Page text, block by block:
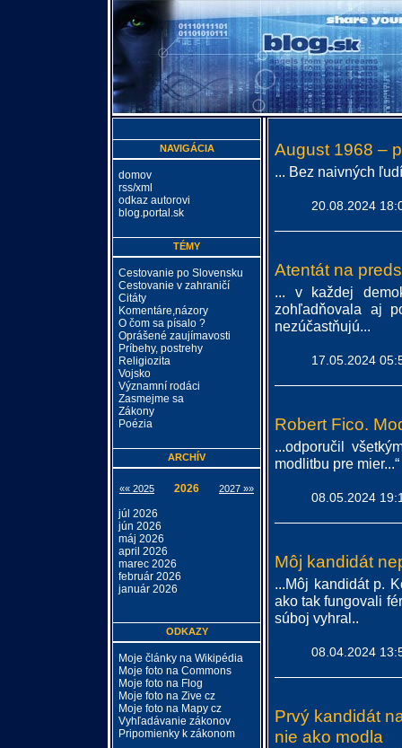
August 1968 –
... Bez naivných
20.08.2024
Atentát na
... v každej
zohľadňovala aj
nezúčastňujú...
17.05.2024
Robert Fico.
...odporučil
modlitbu pre mier...“
08.05.2024
Môj kandidát
...Môj kandidát p.
ako tak fungovali
súboj vyhral..
08.04.2024
Prvý kandidát
nie ako modla
NAVIGÁCIA
domov
rss/xml
odkaz autorovi
blog.portal.sk
TÉMY
Cestovanie po Slovensku
Cestovanie v zahraničí
Citáty
Komentáre,názory
O čom sa písalo ?
Oprášené zaujímavosti
Príbehy, postrehy
Religiozita
Vojsko
Významní rodáci
Zasmejme sa
Zákony
Poézia
ARCHÍV
«« 2025 2026 2027 »»
júl 2026
jún 2026
máj 2026
april 2026
marec 2026
február 2026
január 2026
ODKAZY
Moje články na Wikipédia
Moje foto na Commons
Moje foto na Flog
Moje foto na Zive cz
Moje foto na Mapy cz
Vyhľadávanie zákonov
Pripomienky k zákonom